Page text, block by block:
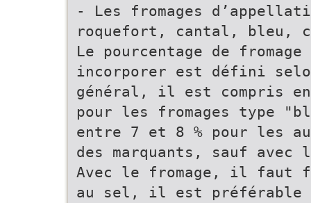
- Les fromages
roquefort, cantal, bleu,
Le pourcentage de fromage
incorporer est défini
général, il est compris
pour les fromages type
entre 7 et 8 % pour les
des marquants, sauf
Avec le fromage, il faut
au sel, il est préférable